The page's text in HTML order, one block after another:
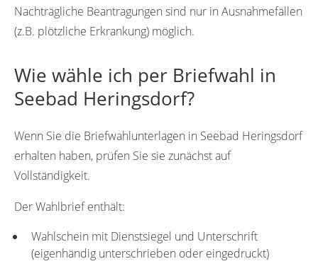
Nachträgliche Beantragungen sind nur in Ausnahmefällen
(z.B. plötzliche Erkrankung) möglich.
Wie wähle ich per Briefwahl in
Seebad Heringsdorf?
Wenn Sie die Briefwahlunterlagen in Seebad Heringsdorf
erhalten haben, prüfen Sie sie zunächst auf
Vollständigkeit.
Der Wahlbrief enthält:
Wahlschein mit Dienstsiegel und Unterschrift
(eigenhändig unterschrieben oder eingedruckt)